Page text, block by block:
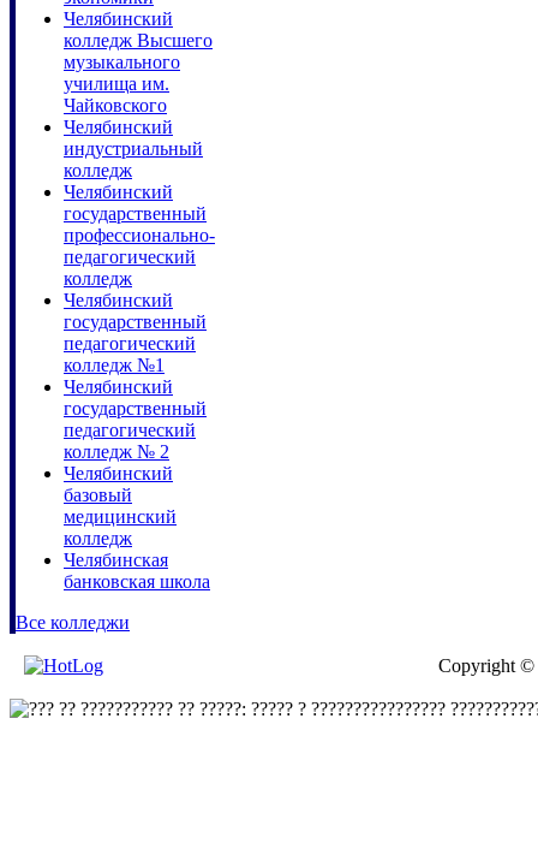
Челябинский
колледж Высшего
музыкального
училища им.
Чайковского
Челябинский
индустриальный
колледж
Челябинский
государственный
профессионально-
педагогический
колледж
Челябинский
государственный
педагогический
колледж №1
Челябинский
государственный
педагогический
колледж № 2
Челябинский
базовый
медицинский
колледж
Челябинская
банковская школа
Все колледжи
Copyright ©